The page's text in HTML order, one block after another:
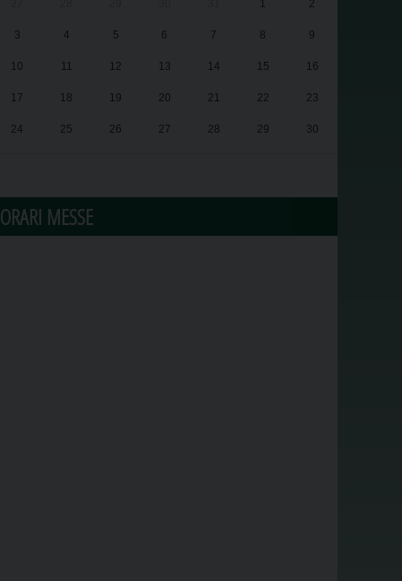
1 2
3 4 5 6 7 8 9
10 11 12 13 14 15 16
17 18 19 20 21 22 23
24 25 26 27 28 29 30
ORARI MESSE